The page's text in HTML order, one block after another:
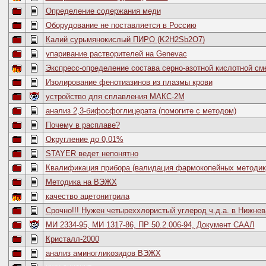
Определение содержания меди
Оборудование не поставляется в Россию
Калий сурьмянокислый ПИРО (K2H2Sb2O7)
упаривание растворителей на Genevac
Экспресс-определение состава серно-азотной кислотной
Изолирование фенотиазинов из плазмы крови
устройство для сплавления МАКС-2М
анализ 2,3-бифосфоглицерата (помогите с методом)
Почему в расплаве?
Округление до 0,01%
STAYER ведет непонятно
Квалификация прибора (валидация фармокопейных
Методика на ВЭЖХ
качество ацетонитрила
Срочно!!! Нужен четыреххлористый углерод ч.д.а. в
МИ 2334-95, МИ 1317-86, ПР 50.2.006-94, Документ СААЛ
Кристалл-2000
анализ аминогликозидов ВЭЖХ